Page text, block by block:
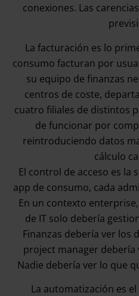
conexiones. Las
La facturación es lo
consumo facturan por
su equipo de finanzas
centros de coste,
cuatro filiales de distintos
de funcionar por
reintroduciendo datos
cálculo
El control de acceso es la
app de consumo, cada
En un contexto
de IT solo debería
Finanzas debería ver los
project manager debería
Nadie debería ver lo que
La automatización es